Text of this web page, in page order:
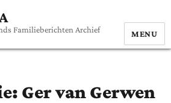
Familieberichten Archief MENU
Gervan Gerwen